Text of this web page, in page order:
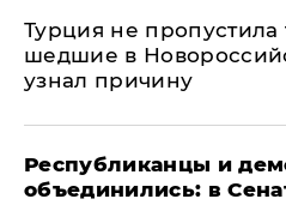
Турция не пропустила
шедшие в
узнал причину
Республиканцы и
объединились: в